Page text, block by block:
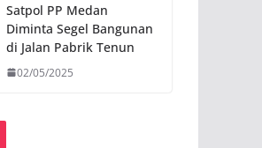
Satpol PP Medan
Diminta Segel Bangunan
di Jalan Pabrik Tenun
02/05/2025